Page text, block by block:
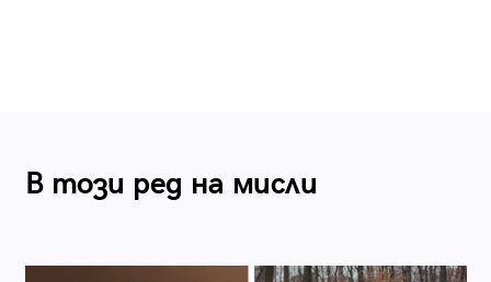
В този ред на мисли